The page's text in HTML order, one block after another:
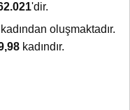
'dir.
kadından oluşmaktadır.
kadındır.